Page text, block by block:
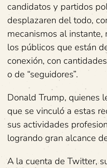
candidatos y partidos
desplazaren del todo,
mecanismos al
los públicos que están
conexión, con
o de “seguidores”.
Donald Trump, quienes
que se vinculó a estas
sus actividades
logrando gran alcance
A la cuenta de Twitter,